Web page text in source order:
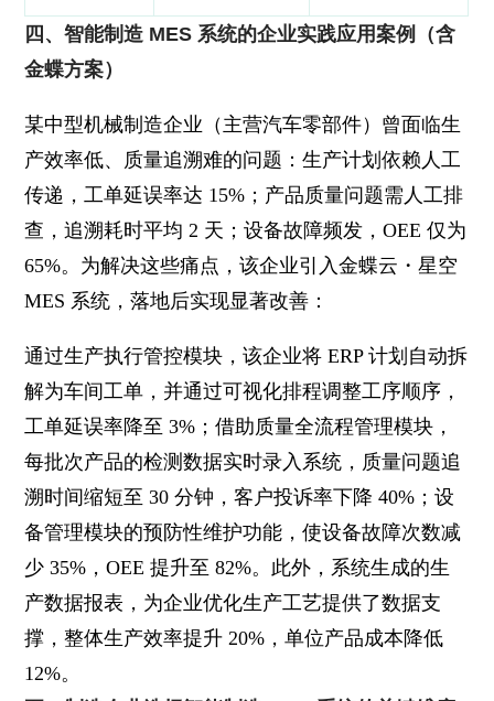
四、智能制造 MES 系统的企业实践应用案例（含
金蝶方案）
某中型机械制造企业（主营汽车零部件）曾面临生
产效率低、质量追溯难的问题：生产计划依赖人工
传递，工单延误率达 15%；产品质量问题需人工排
查，追溯耗时平均 2 天；设备故障频发，OEE 仅为
65%。为解决这些痛点，该企业引入金蝶云・星空
MES 系统，落地后实现显著改善：
通过生产执行管控模块，该企业将 ERP 计划自动拆
解为车间工单，并通过可视化排程调整工序顺序，
工单延误率降至 3%；借助质量全流程管理模块，
每批次产品的检测数据实时录入系统，质量问题追
溯时间缩短至 30 分钟，客户投诉率下降 40%；设
备管理模块的预防性维护功能，使设备故障次数减
少 35%，OEE 提升至 82%。此外，系统生成的生
产数据报表，为企业优化生产工艺提供了数据支
撑，整体生产效率提升 20%，单位产品成本降低
12%。